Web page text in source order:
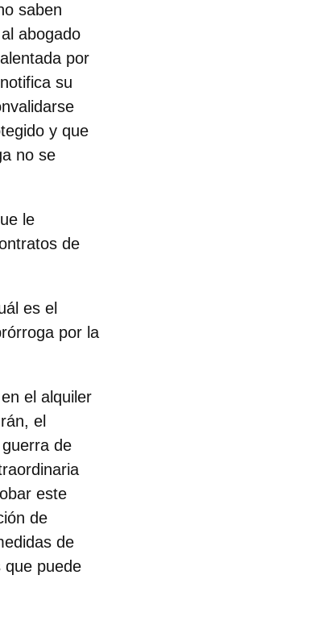
saben
abogado
por
su
y que
no se
le
de
es el
por la
el alquiler
el
de
este
de
de
que puede